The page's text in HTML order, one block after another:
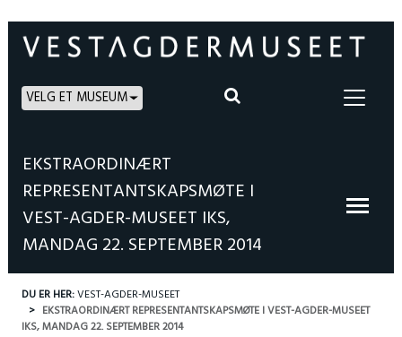
VELG ET MUSEUM
EKSTRAORDINÆRT
REPRESENTANTSKAPSMØTE I
VEST-AGDER-MUSEET IKS,
MANDAG 22. SEPTEMBER 2014
DU ER HER:VEST-AGDER-MUSEET
EKSTRAORDINÆRT REPRESENTANTSKAPSMØTE I VEST-AGDER-MUSEET
IKS, MANDAG 22. SEPTEMBER 2014